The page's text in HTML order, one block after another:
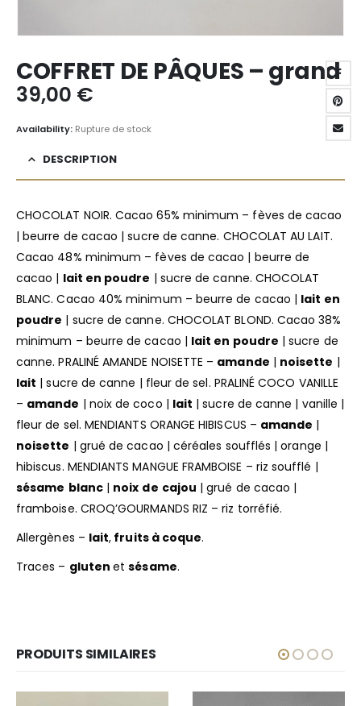
COFFRET DE PÂQUES – grand
39,00 €
Availability: Rupture de stock
DESCRIPTION
CHOCOLAT NOIR. Cacao 65% minimum – fèves de cacao
| beurre de cacao | sucre de canne. CHOCOLAT AU LAIT.
Cacao 48% minimum – fèves de cacao | beurre de
cacao | lait en poudre | sucre de canne. CHOCOLAT
BLANC. Cacao 40% minimum – beurre de cacao | lait en
poudre | sucre de canne. CHOCOLAT BLOND. Cacao 38%
minimum – beurre de cacao | lait en poudre | sucre de
canne. PRALINÉ AMANDE NOISETTE – amande | noisette |
lait | sucre de canne | fleur de sel. PRALINÉ COCO VANILLE
– amande | noix de coco | lait | sucre de canne | vanille |
fleur de sel. MENDIANTS ORANGE HIBISCUS – amande |
noisette | grué de cacao | céréales soufflés | orange |
hibiscus. MENDIANTS MANGUE FRAMBOISE – riz soufflé |
sésame blanc| noix de cajou | grué de cacao |
framboise. CROQ’GOURMANDS RIZ – riz torréfié.
Allergènes – lait, fruits à coque.
Traces – glutenetsésame.
PRODUITS SIMILAIRES